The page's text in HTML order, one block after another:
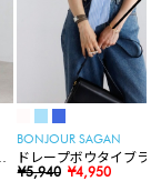
BONJOUR SAGAN
ドレープボウタイブ
ス
¥5,940 ¥4,950